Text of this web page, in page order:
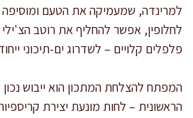
למרינדה, שמעמיקה את הטעם
לחלופין, אפשר להחליף את רוטב
פלפלים קלויים – לשדרוג ים-תיכוני
המפתח להצלחת המתכון הוא ייבוש נכון
הראשונית – לחות מונעת יצירת